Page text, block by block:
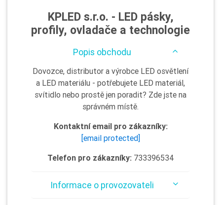
KPLED s.r.o. - LED pásky,
profily, ovladače a technologie
Popis obchodu
Dovozce, distributor a výrobce LED osvětlení
a LED materiálu - potřebujete LED materiál,
svítidlo nebo prostě jen poradit? Zde jste na
správném místě.
Kontaktní email pro zákazníky:
[email protected]
Telefon pro zákazníky: 733396534
Informace o provozovateli